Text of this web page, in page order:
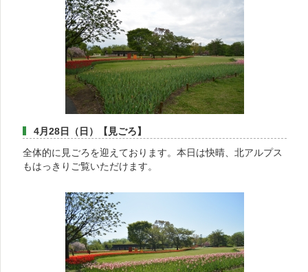
4月28日（日）【見ごろ】
全体的に見ごろを迎えております。本日は快晴、北アルプス
もはっきりご覧いただけます。